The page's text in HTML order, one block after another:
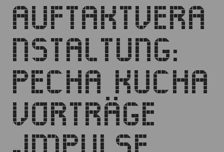
AUFTAKTVERA
NSTALTUNG:
PECHA KUCHA
VORTRÄGE
„IMPULSE